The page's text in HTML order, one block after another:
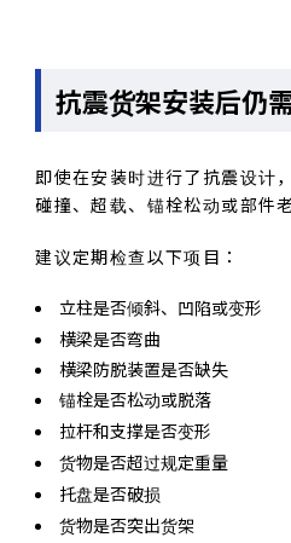
抗震货架安装后仍
即使在安装时进行了抗震设计
碰撞、超载、锚栓松动或部件
建议定期检查以下项目：
立柱是否倾斜、凹陷或变形
横梁是否弯曲
横梁防脱装置是否缺失
锚栓是否松动或脱落
拉杆和支撑是否变形
货物是否超过规定重量
托盘是否破损
货物是否突出货架